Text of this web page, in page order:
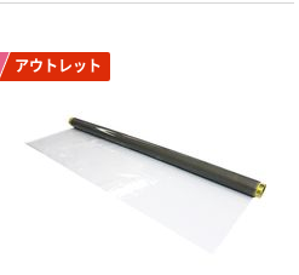
アウトレット